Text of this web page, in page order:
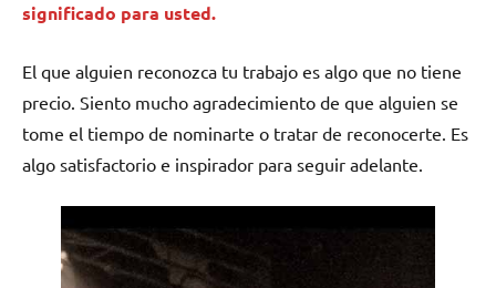
significado para usted.
El que alguien reconozca tu trabajo es algo que no tiene
precio. Siento mucho agradecimiento de que alguien se
tome el tiempo de nominarte o tratar de reconocerte. Es
algo satisfactorio e inspirador para seguir adelante.